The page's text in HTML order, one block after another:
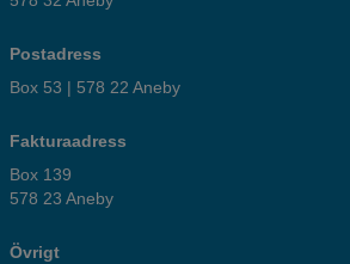
Postadress
Box 53 | 578 22 Aneby
Fakturaadress
Box 139
578 23 Aneby
Övrigt